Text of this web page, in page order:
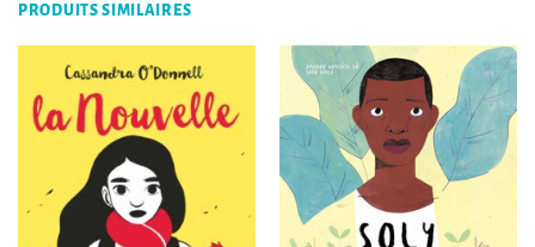
PRODUITS SIMILAIRES